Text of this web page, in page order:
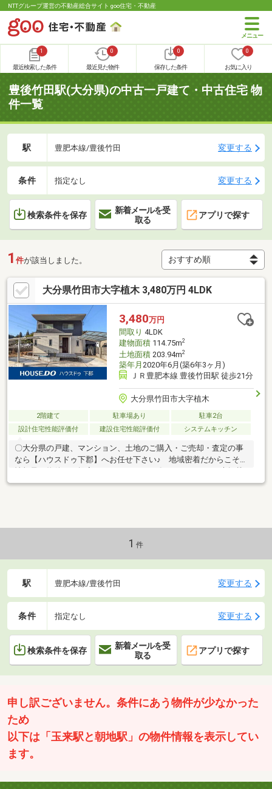
NTTグループ運営の不動産総合サイト goo住宅・不動産
1
最近検索した条件
0
最近見た物件
0
保存した条件
0
お気に入り
豊後竹田駅(大分県)の中古一戸建て・中古住宅 物
件一覧
駅 豊肥本線/豊後竹田 変更する
条件 指定なし 変更する
検索条件を保存
新着メールを受
取る
アプリで探す
1 件が該当しました。
大分県竹田市大字植木 3,480万円 4LDK
3,480万円
間取り 4LDK
建物面積114.75m2
土地面積203.94m2
築年月 2020年6月(築6年3ヶ月)
ＪＲ豊肥本線 豊後竹田駅 徒歩21分
大分県竹田市大字植木
2階建て 駐車場あり
駐車2台
設計住宅性能評価付
建設住宅性能評価付 システムキッチン
〇大分県の戸建、マンション、土地のご購入・ご売却・査定の事
なら【ハウスドゥ下郡】へお任せ下さい♪ 地域密着だからこその
の物件も御座います(^^)〇住宅ローンや各種税金の相談も承ってお
おります。＃ソーリン不動産 で検索、フォローして下さいね(^-
^) お店はキッズスペースを完備♪
1 件
駅 豊肥本線/豊後竹田 変更する
条件 指定なし 変更する
検索条件を保存
新着メールを受
取る
アプリで探す
申し訳ございません。条件にあう物件が少なかった
ため
以下は「玉来駅と朝地駅」の物件情報を表示してい
ます。